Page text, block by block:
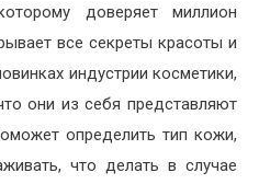
доверяет миллион
все секреты красоты и
индустрии косметики,
они из себя представляют
определить тип кожи,
что делать в случае